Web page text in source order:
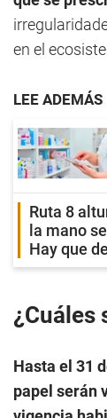
en el
LEE ADEMÁS
Ruta 8
la mano
Hay que
¿Cuáles
Hasta el 31
papel serán